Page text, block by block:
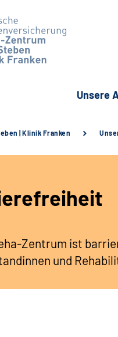
Unsere
| Klinik Franken
Zentrum ist
und